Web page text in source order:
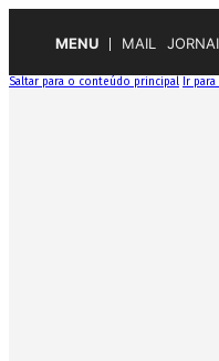
MENU MAIL
Saltar para o conteúdo principal Ir